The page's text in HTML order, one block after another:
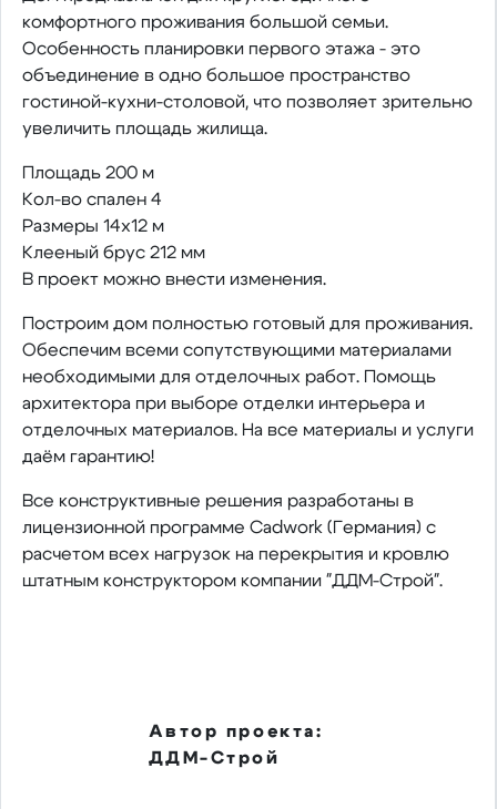
комфортного проживания большой семьи.
Особенность планировки первого этажа - это
объединение в одно большое пространство
гостиной-кухни-столовой, что позволяет зрительно
увеличить площадь жилища.
Площадь 200 м
Кол-во спален 4
Размеры 14х12 м
Клееный брус 212 мм
В проект можно внести изменения.
Построим дом полностью готовый для проживания.
Обеспечим всеми сопутствующими материалами
необходимыми для отделочных работ. Помощь
архитектора при выборе отделки интерьера и
отделочных материалов. На все материалы и услуги
даём гарантию!
Все конструктивные решения разработаны в
лицензионной программе Cadwork (Германия) с
расчетом всех нагрузок на перекрытия и кровлю
штатным конструктором компании "ДДМ-Строй".
Автор проекта:
ДДМ-Строй